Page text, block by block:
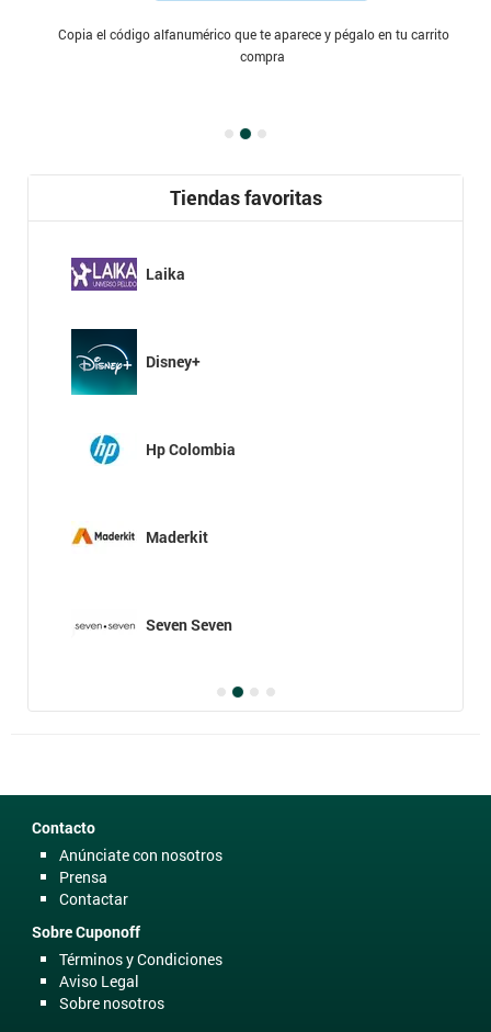
Copia el código alfanumérico que te aparece y pégalo en tu carrito de
compra
Tiendas favoritas
Laika
Disney+
Hp Colombia
Maderkit
Seven Seven
Contacto
Anúnciate con nosotros
Prensa
Contactar
Sobre Cuponoff
Términos y Condiciones
Aviso Legal
Sobre nosotros